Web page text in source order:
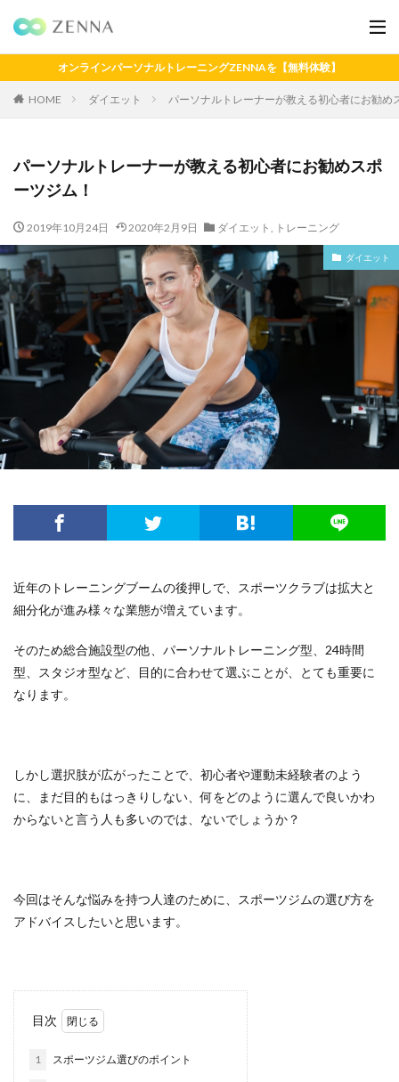
オンラインパーソナルトレーニングZENNAを【無料体験】
HOME ダイエット パーソナルトレーナーが教える初心者にお勧め
パーソナルトレーナーが教える初心者にお勧めスポ
ーツジム！
2019年10月24日 2020年2月9日 ダイエット , トレーニング
ダイエット
近年のトレーニングブームの後押しで、スポーツクラブは拡大と
細分化が進み様々な業態が増えています。
そのため総合施設型の他、パーソナルトレーニング型、24時間
型、スタジオ型など、目的に合わせて選ぶことが、とても重要に
なります。
しかし選択肢が広がったことで、初心者や運動未経験者のよう
に、まだ目的もはっきりしない、何をどのように選んで良いかわ
からないと言う人も多いのでは、ないでしょうか？
今回はそんな悩みを持つ人達のために、スポーツジムの選び方を
アドバイスしたいと思います。
目次
1 スポーツジム選びのポイント